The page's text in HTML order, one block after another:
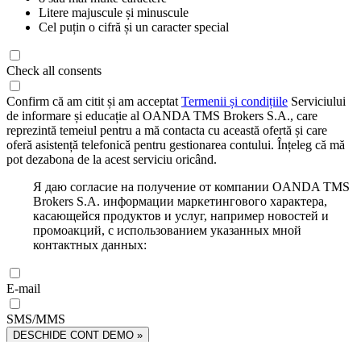
Litere majuscule și minuscule
Cel puțin o cifră și un caracter special
Check all consents
Confirm că am citit și am acceptat Termenii și condițiile Serviciului
de informare și educație al OANDA TMS Brokers S.A., care
reprezintă temeiul pentru a mă contacta cu această ofertă și care
oferă asistență telefonică pentru gestionarea contului. Înțeleg că mă
pot dezabona de la acest serviciu oricând.
Я даю согласие на получение от компании OANDA TMS
Brokers S.A. информации маркетингового характера,
касающейся продуктов и услуг, например новостей и
промоакций, с использованием указанных мной
контактных данных:
E-mail
SMS/MMS
DESCHIDE CONT DEMO »